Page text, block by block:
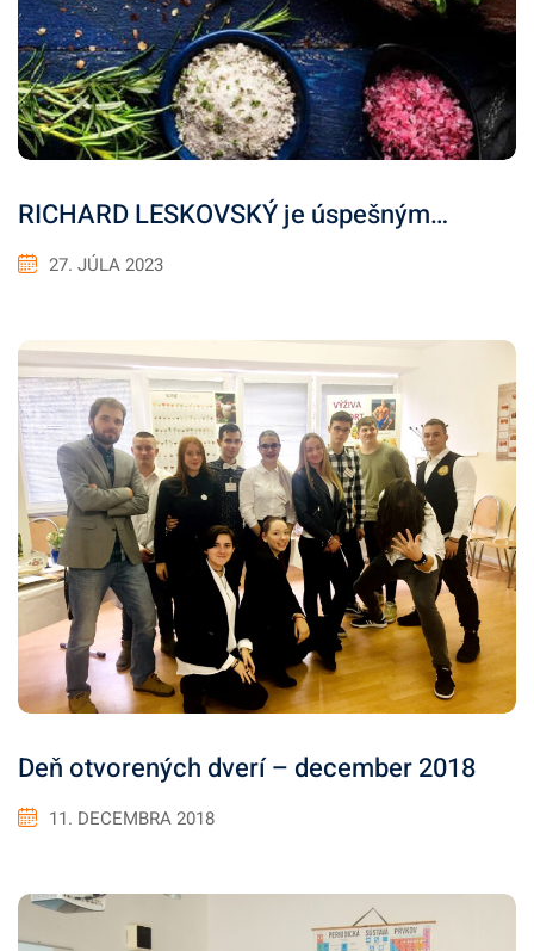
RICHARD LESKOVSKÝ je úspešným…
27. JÚLA 2023
Deň otvorených dverí – december 2018
11. DECEMBRA 2018